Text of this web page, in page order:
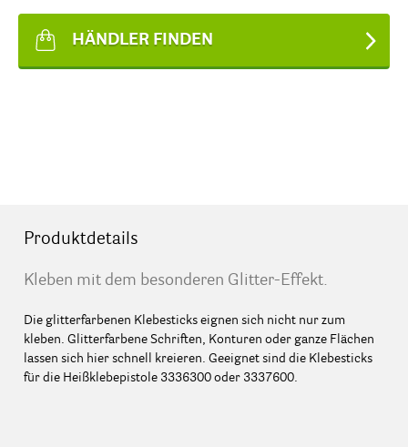
HÄNDLER FINDEN
Produktdetails
Kleben mit dem besonderen Glitter-Effekt.
Die glitterfarbenen Klebesticks eignen sich nicht nur zum
kleben. Glitterfarbene Schriften, Konturen oder ganze Flächen
lassen sich hier schnell kreieren. Geeignet sind die Klebesticks
für die Heißklebepistole 3336300 oder 3337600.